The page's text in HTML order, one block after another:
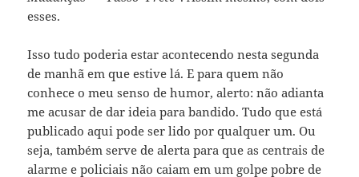
esses.
Isso tudo poderia estar acontecendo nesta segunda
de manhã em que estive lá. E para quem não
conhece o meu senso de humor, alerto: não adianta
me acusar de dar ideia para bandido. Tudo que está
publicado aqui pode ser lido por qualquer um. Ou
seja, também serve de alerta para que as centrais de
alarme e policiais não caiam em um golpe pobre de